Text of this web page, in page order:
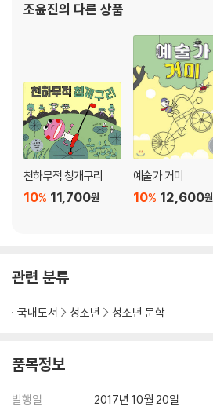
조윤진의 다른 상품
천하무적 청개구리
11,700원
10%
예술가 거미
12,600원
10%
관련 분류
국내도서 청소년 청소년 문학
품목정보
발행일
2017년 10월 20일